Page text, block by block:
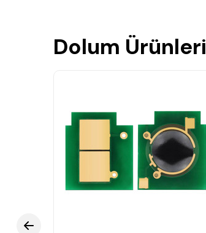
Dolum Ürünleri